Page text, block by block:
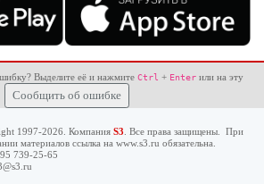
Выделите её и нажмите Ctrl + Enter или на эту
Сообщить об ошибке
1997-2026. Компания S3 . Все права защищены. При
материалов ссылка на www.s3.ru обязательна.
739-25-65